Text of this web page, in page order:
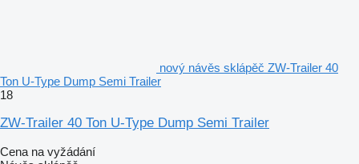
nový návěs sklápěč ZW-Trailer 40
Ton U-Type Dump Semi Trailer
18
ZW-Trailer 40 Ton U-Type Dump Semi Trailer
Cena na vyžádání